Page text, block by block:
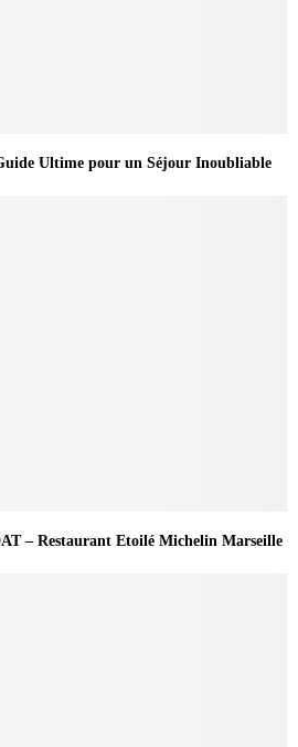
Ultime pour un Séjour Inoubliable
– Restaurant Etoilé Michelin Marseille